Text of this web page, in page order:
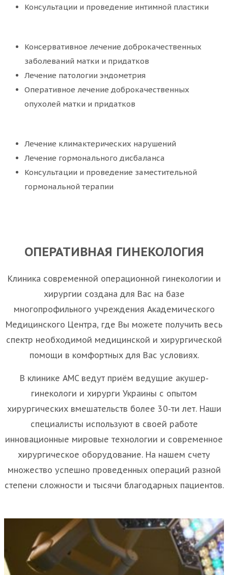
Консультации и проведение интимной пластики
Консервативное лечение доброкачественных
заболеваний матки и придатков
Лечение патологии эндометрия
Оперативное лечение доброкачественных
опухолей матки и придатков
Лечение климактерических нарушений
Лечение гормонального дисбаланса
Консультации и проведение заместительной
гормональной терапии
ОПЕРАТИВНАЯ ГИНЕКОЛОГИЯ
Клиника современной операционной гинекологии и
хирургии создана для Вас на базе
многопрофильного учреждения Академического
Медицинского Центра, где Вы можете получить весь
спектр необходимой медицинской и хирургической
помощи в комфортных для Вас условиях.
В клинике AMC ведут приём ведущие акушер-
гинекологи и хирурги Украины с опытом
хирургических вмешательств более 30-ти лет. Наши
специалисты используют в своей работе
инновационные мировые технологии и современное
хирургическое оборудование. На нашем счету
множество успешно проведенных операций разной
степени сложности и тысячи благодарных пациентов.